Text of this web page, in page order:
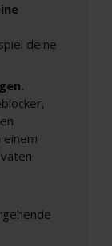
deine
einem